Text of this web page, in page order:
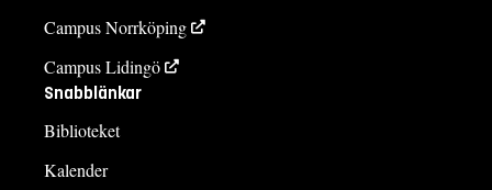
Campus Norrköping
Campus Lidingö
Snabblänkar
Biblioteket
Kalender